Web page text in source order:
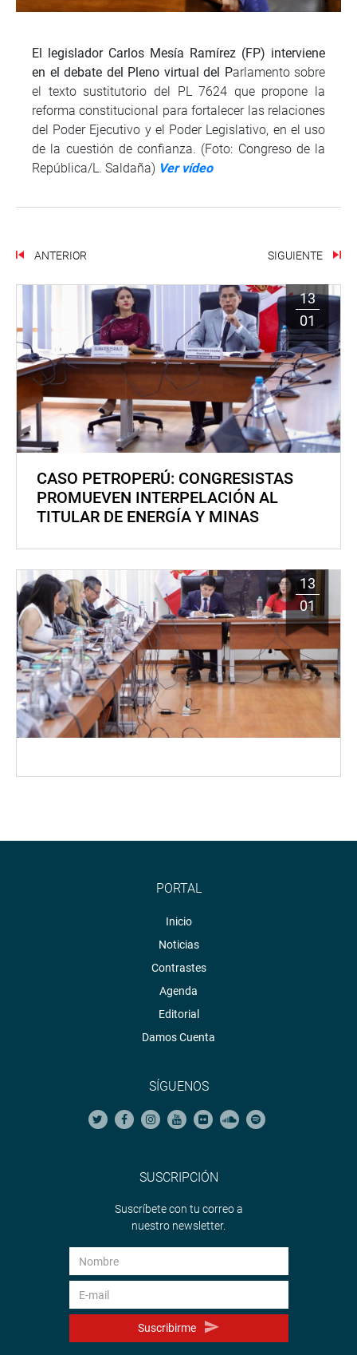
El legislador Carlos Mesía Ramírez (FP) interviene
en el debate del Pleno virtual del Parlamento sobre
el texto sustitutorio del PL 7624 que propone la
reforma constitucional para fortalecer las relaciones
del Poder Ejecutivo y el Poder Legislativo, en el uso
de la cuestión de confianza. (Foto: Congreso de la
República/L. Saldaña) Ver vídeo
ANTERIOR SIGUIENTE
13
01
CASO PETROPERÚ: CONGRESISTAS
PROMUEVEN INTERPELACIÓN AL
TITULAR DE ENERGÍA Y MINAS
13
01
PORTAL
Inicio
Noticias
Contrastes
Agenda
Editorial
Damos Cuenta
SÍGUENOS
SUSCRIPCIÓN
Suscríbete con tu correo a
nuestro newsletter.
Suscribirme